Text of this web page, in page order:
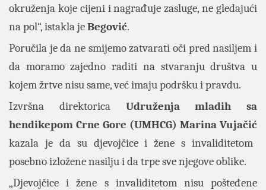
okruženja koje cijeni i nagrađuje zasluge, ne gledajući
na pol“, istakla jeBegović.
Poručila je da ne smijemo zatvarati oči pred nasiljem i
da moramo zajedno raditi na stvaranju društva u
kojem žrtve nisu same, već imaju podršku i pravdu.
Izvršna direktorica Udruženja mladih sa
hendikepom Crne Gore (UMHCG) Marina Vujačić
kazala je da su djevojčice i žene s invaliditetom
posebno izložene nasilju i da trpe sve njegove oblike.
„Djevojčice i žene s invaliditetom nisu pošteđene